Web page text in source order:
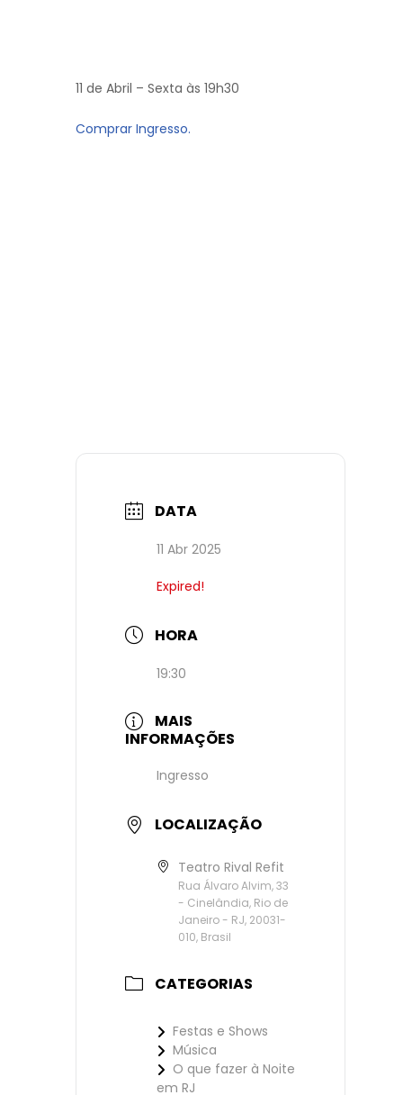
11 de Abril – Sexta às 19h30
Comprar Ingresso.
DATA
11 Abr 2025
Expired!
HORA
19:30
MAIS
INFORMAÇÕES
Ingresso
LOCALIZAÇÃO
Teatro Rival Refit
Rua Álvaro Alvim, 33
- Cinelândia, Rio de
Janeiro - RJ, 20031-
010, Brasil
CATEGORIAS
Festas e Shows
Música
O que fazer à Noite
em RJ